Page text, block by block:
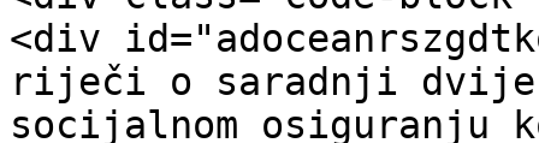
<div
riječi o saradnji dvije
socijalnom osiguranju